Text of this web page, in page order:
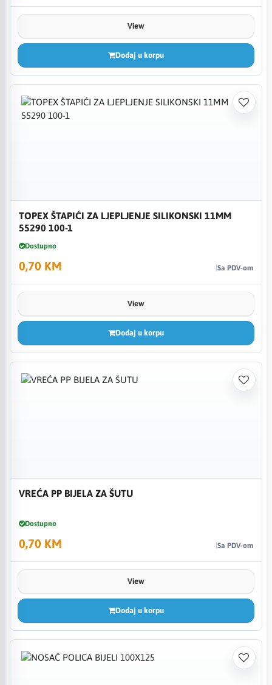
View
Dodaj u korpu
TOPEX ŠTAPIĆI ZA LJEPLJENJE SILIKONSKI 11MM
55290 100-1
Dostupno
0,70 KM Sa PDV-om
View
Dodaj u korpu
VREĆA PP BIJELA ZA ŠUTU
Dostupno
0,70 KM Sa PDV-om
View
Dodaj u korpu